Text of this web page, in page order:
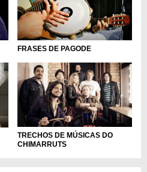
FRASES DE PAGODE
TRECHOS DE MÚSICAS DO
CHIMARRUTS